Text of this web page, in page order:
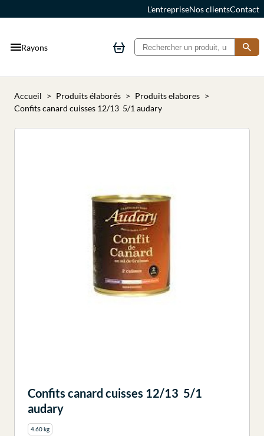
L'entrepriseNos clientsContact
Rayons
Accueil Produits élaborés
Produits elabores
Confits canard cuisses 12/13 5/1 audary
Confits canard cuisses 12/13 5/1
audary
4.60 kg